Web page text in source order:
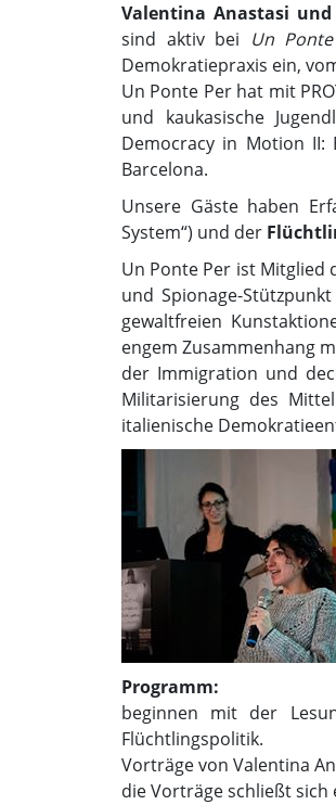
Valentina Anastasi
sind aktiv bei Un
Demokratiepraxis ein,
Un Ponte Per hat mit
und kaukasische
Democracy in Motion II:
Barcelona.
Unsere Gäste haben
System“) und der
Un Ponte Per ist Mitglied
und Spionage-
gewaltfreien
engem Zusammenhang
der Immigration und
Militarisierung des
italienische
beginnen mit der
Flüchtlingspolitik.
Vorträge von
die Vorträge schließt